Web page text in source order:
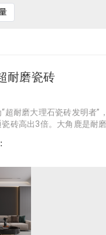
耐磨瓷砖
超耐磨大理石瓷砖发明者
。大角鹿是耐磨度全球第一和超耐磨发明专利数量第
石瓷砖的研发、设计、生
LE COEUR酒店、马